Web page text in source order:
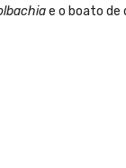
e o boato de